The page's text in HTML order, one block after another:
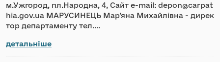
м.Ужгород, пл.Народна, 4, Сайт e-mail: depon@carpat
hia.gov.ua МАРУСИНЕЦЬ Мар’яна Михайлівна - дирек
тор департаменту тел....
детальніше